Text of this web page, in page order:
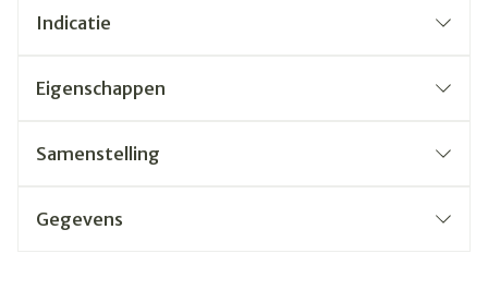
Indicatie
Eigenschappen
Samenstelling
Gegevens